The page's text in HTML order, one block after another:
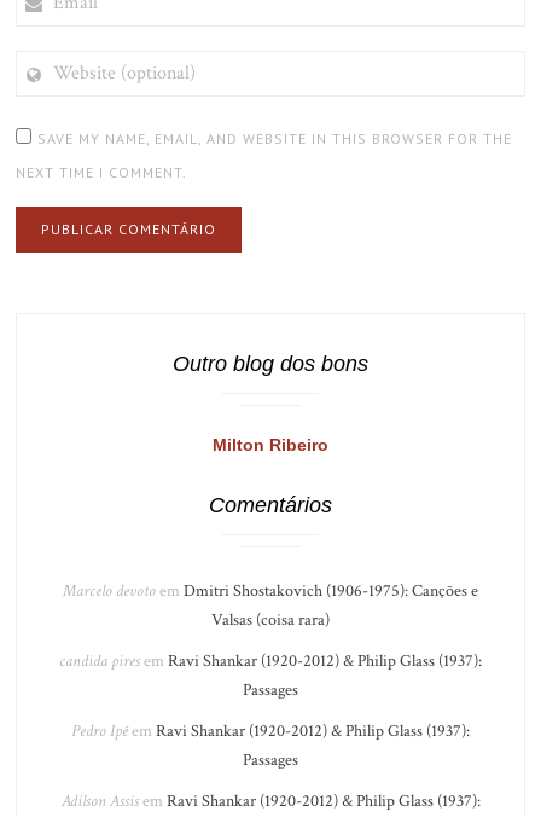
(OPTIONAL)
SAVE MY NAME, EMAIL, AND WEBSITE IN THIS BROWSER FOR THE
NEXT TIME I COMMENT.
Outro blog dos bons
Milton Ribeiro
Comentários
Marcelo devotoem Dmitri Shostakovich (1906-1975): Canções e
Valsas (coisa rara)
candida piresem Ravi Shankar (1920-2012) & Philip Glass (1937):
Passages
Pedro Ipêem Ravi Shankar (1920-2012) & Philip Glass (1937):
Passages
Adilson Assisem Ravi Shankar (1920-2012) & Philip Glass (1937):